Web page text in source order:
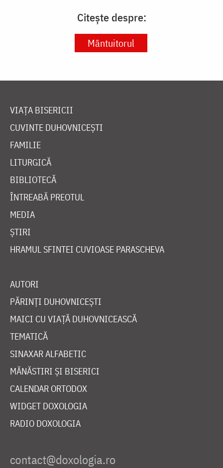
Citește despre:
Mântuitorul
VIAȚA BISERICII
CUVINTE DUHOVNICEȘTI
FAMILIE
LITURGICĂ
BIBLIOTECĂ
ÎNTREABĂ PREOTUL
MEDIA
ȘTIRI
HRAMUL SFINTEI CUVIOASE PARASCHEVA
AUTORI
PĂRINȚI DUHOVNICEȘTI
MAICI CU VIAȚĂ DUHOVNICEASCĂ
TEMATICĂ
SINAXAR ALFABETIC
MĂNĂSTIRI ȘI BISERICI
CALENDAR ORTODOX
WIDGET DOXOLOGIA
RADIO DOXOLOGIA